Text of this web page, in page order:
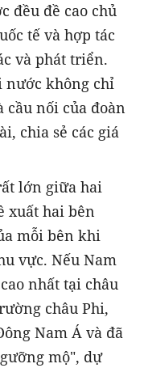
đều đề cao chủ
tế và hợp tác
và phát triển.
nước không chỉ
nối của đoàn
chia sẻ các giá
lớn giữa hai
xuất hai bên
mỗi bên khi
vực. Nếu Nam
nhất tại châu
châu Phi,
Nam Á và đã
mộ", dự